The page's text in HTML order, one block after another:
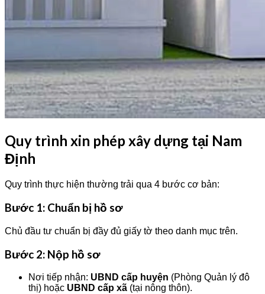
Quy trình xin phép xây dựng tại Nam
Định
Quy trình thực hiện thường trải qua 4 bước cơ bản:
Bước 1: Chuẩn bị hồ sơ
Chủ đầu tư chuẩn bị đầy đủ giấy tờ theo danh mục trên.
Bước 2: Nộp hồ sơ
Nơi tiếp nhận: UBND cấp huyện (Phòng Quản lý đô
thị) hoặc UBND cấp xã (tại nông thôn).